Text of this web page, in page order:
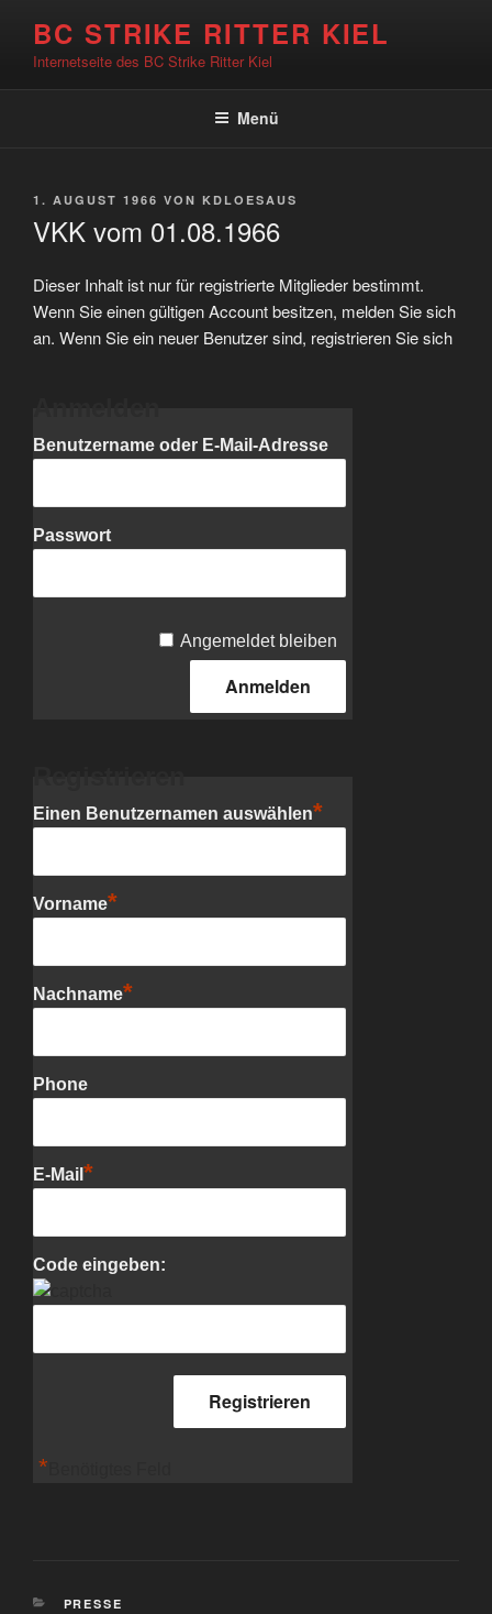
springen
BC STRIKE RITTER KIEL
Internetseite des BC Strike Ritter Kiel
Menü
VERÖFFENTLICHT
1. AUGUST 1966 VON KDLOESAUS
VKK vom 01.08.1966
Dieser Inhalt ist nur für registrierte Mitglieder bestimmt.
Wenn Sie einen gültigen Account besitzen, melden Sie sich
an. Wenn Sie ein neuer Benutzer sind, registrieren Sie sich
Benutzername oder E-Mail-Adresse
Passwort
Angemeldet bleiben
Einen Benutzernamen auswählen*
Vorname*
Nachname*
Phone
E-Mail *
Code eingeben:
*
KATEGORIEN
PRESSE